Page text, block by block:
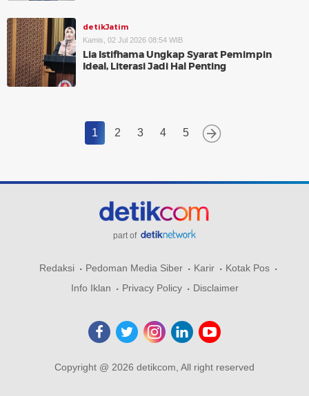
detikJatim
Kamis, 02 Jul 2026 08:54 WIB
Lia Istifhama Ungkap Syarat Pemimpin
Ideal, Literasi Jadi Hal Penting
1 2 3 4 5
part of
Redaksi Pedoman Media Siber Karir
Kotak Pos
Info Iklan
Privacy Policy Disclaimer
Copyright @ 2026 detikcom, All right reserved